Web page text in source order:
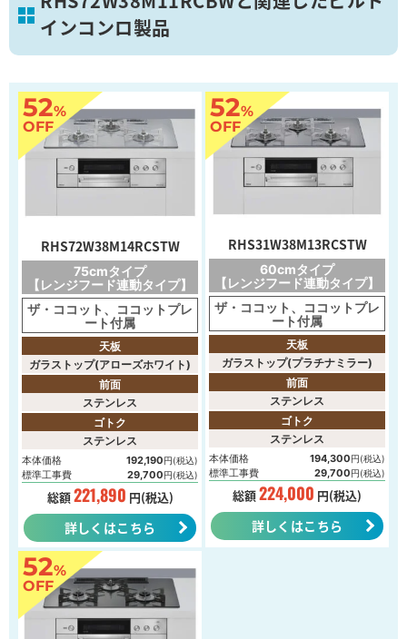
インコンロ製品
52%
OFF
RHS72W38M14RCSTW
75cmタイプ
【レンジフード連動タイプ】
ザ・ココット、ココットプレ
ート付属
天板
ガラストップ(アローズホワイト)
前面
ステンレス
ゴトク
ステンレス
本体価格 192,190円(税込)
標準工事費 29,700円(税込)
総額221,890 円(税込)
詳しくはこちら
52%
OFF
RHS31W38M13RCSTW
60cmタイプ
【レンジフード連動タイプ】
ザ・ココット、ココットプレ
ート付属
天板
ガラストップ(プラチナミラー)
前面
ステンレス
ゴトク
ステンレス
本体価格 194,300円(税込)
標準工事費 29,700円(税込)
総額224,000 円(税込)
詳しくはこちら
52%
OFF